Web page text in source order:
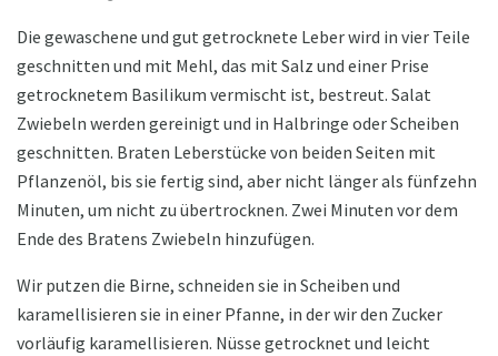
Die gewaschene und gut getrocknete Leber wird in vier Teile
geschnitten und mit Mehl, das mit Salz und einer Prise
getrocknetem Basilikum vermischt ist, bestreut. Salat
Zwiebeln werden gereinigt und in Halbringe oder Scheiben
geschnitten. Braten Leberstücke von beiden Seiten mit
Pflanzenöl, bis sie fertig sind, aber nicht länger als fünfzehn
Minuten, um nicht zu übertrocknen. Zwei Minuten vor dem
Ende des Bratens Zwiebeln hinzufügen.
Wir putzen die Birne, schneiden sie in Scheiben und
karamellisieren sie in einer Pfanne, in der wir den Zucker
vorläufig karamellisieren. Nüsse getrocknet und leicht